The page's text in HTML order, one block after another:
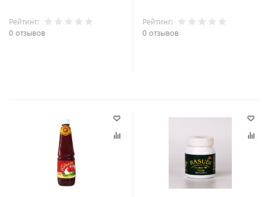
Рейтинг:
0 отзывов
Рейтинг:
0 отзывов